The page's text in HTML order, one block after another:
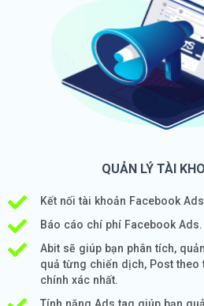
QUẢN LÝ TÀI
Kết nối tài khoản Facebook
Báo cáo chí phí Facebook Ads.
Abit sẽ giúp bạn phân tích,
quả từng chiến dịch, Post
chính xác nhất.
Tính năng Ads tag giúp bạn